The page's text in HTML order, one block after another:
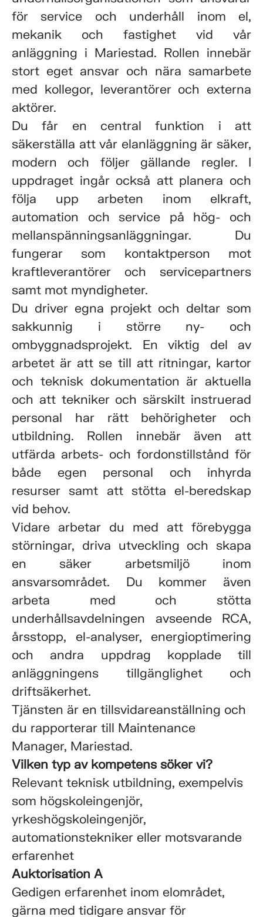
för service och underhåll inom el,
mekanik och fastighet vid vår
anläggning i Mariestad. Rollen innebär
stort eget ansvar och nära samarbete
med kollegor, leverantörer och externa
aktörer.
Du får en central funktion i att
säkerställa att vår elanläggning är säker,
modern och följer gällande regler. I
uppdraget ingår också att planera och
följa upp arbeten inom elkraft,
automation och service på hög- och
mellanspänningsanläggningar. Du
fungerar som kontaktperson mot
kraftleverantörer och servicepartners
samt mot myndigheter.
Du driver egna projekt och deltar som
sakkunnig i större ny- och
ombyggnadsprojekt. En viktig del av
arbetet är att se till att ritningar, kartor
och teknisk dokumentation är aktuella
och att tekniker och särskilt instruerad
personal har rätt behörigheter och
utbildning. Rollen innebär även att
utfärda arbets- och fordonstillstånd för
både egen personal och inhyrda
resurser samt att stötta el-beredskap
vid behov.
Vidare arbetar du med att förebygga
störningar, driva utveckling och skapa
en säker arbetsmiljö inom
ansvarsområdet. Du kommer även
arbeta med och stötta
underhållsavdelningen avseende RCA,
årsstopp, el-analyser, energioptimering
och andra uppdrag kopplade till
anläggningens tillgänglighet och
driftsäkerhet.
Tjänsten är en tillsvidareanställning och
du rapporterar till Maintenance
Manager, Mariestad.
Vilken typ av kompetens söker vi?
Relevant teknisk utbildning, exempelvis
som högskoleingenjör,
yrkeshögskoleingenjör,
automationstekniker eller motsvarande
erfarenhet
Auktorisation A
Gedigen erfarenhet inom elområdet,
gärna med tidigare ansvar för